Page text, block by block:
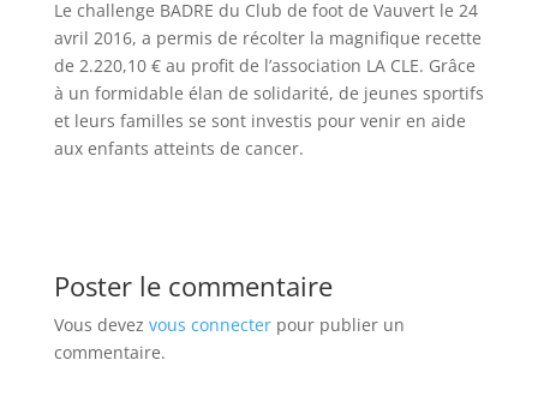
Le challenge BADRE du Club de foot de Vauvert le 24
avril 2016, a permis de récolter la magnifique recette
de 2.220,10 € au profit de l’association LA CLE. Grâce
à un formidable élan de solidarité, de jeunes sportifs
et leurs familles se sont investis pour venir en aide
aux enfants atteints de cancer.
Poster le commentaire
Vous devez vous connecterpour publier un
commentaire.